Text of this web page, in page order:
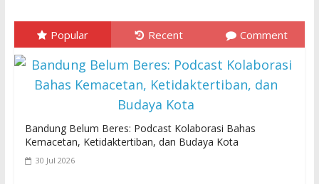
Popular Recent Comment
Bandung Belum Beres: Podcast Kolaborasi Bahas
Kemacetan, Ketidaktertiban, dan Budaya Kota
30 Jul 2026